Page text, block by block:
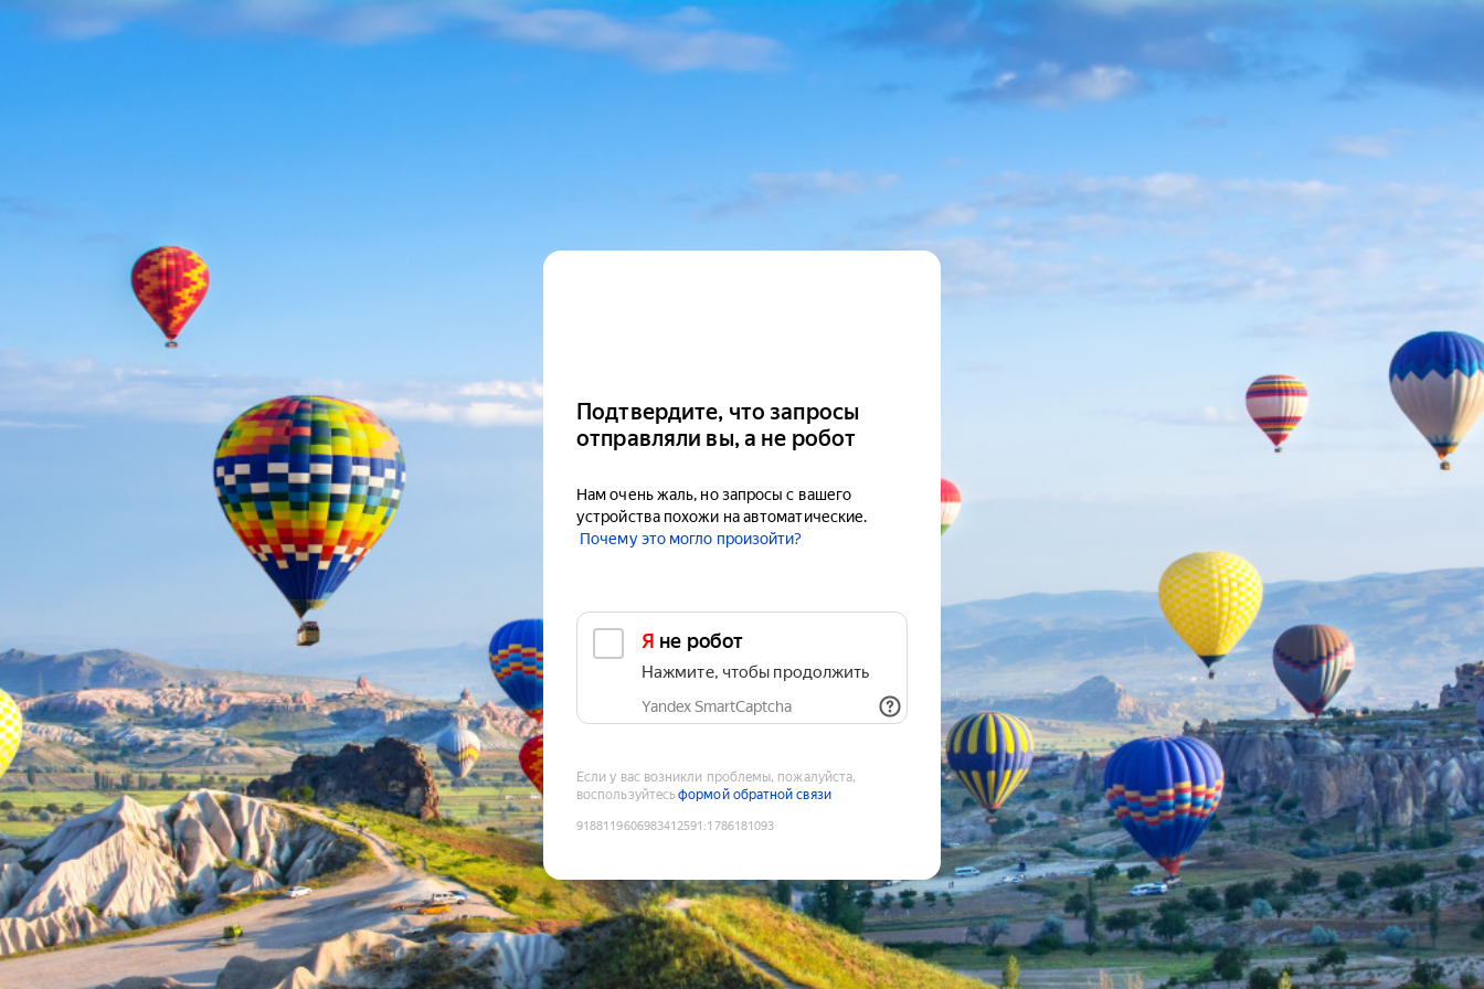
Подтвердите, что запросы
отправляли вы, а не робот
Нам очень жаль, но запросы с вашего
устройства похожи на автоматические.
Почему это могло произойти?
Я не робот
Нажмите, чтобы продолжить
Yandex SmartCaptcha
Если у вас возникли проблемы, пожалуйста,
воспользуйтесьформой обратной связи
9188119606983412591 :1786181093